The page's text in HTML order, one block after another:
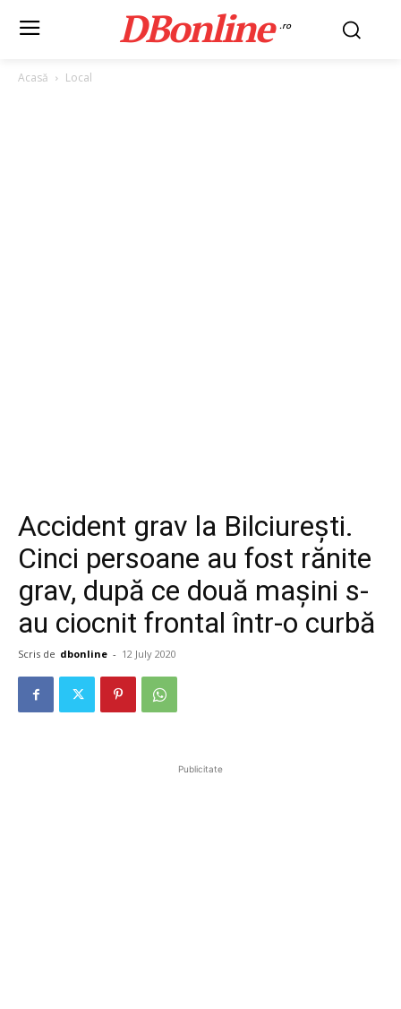
DBonline .ro
Acasă Local
Accident grav la Bilciurești.
Cinci persoane au fost rănite
grav, după ce două mașini s-
au ciocnit frontal într-o curbă
Scris de dbonline - 12 July 2020
Publicitate